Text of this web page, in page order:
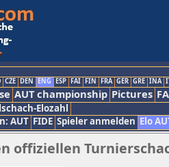
CZE DEN ENG ESP FAI FIN FRA GER GRE INA
AUT championship Pictures
Elozahl
AUT FIDE Spieler anmelden Elo
offiziellen